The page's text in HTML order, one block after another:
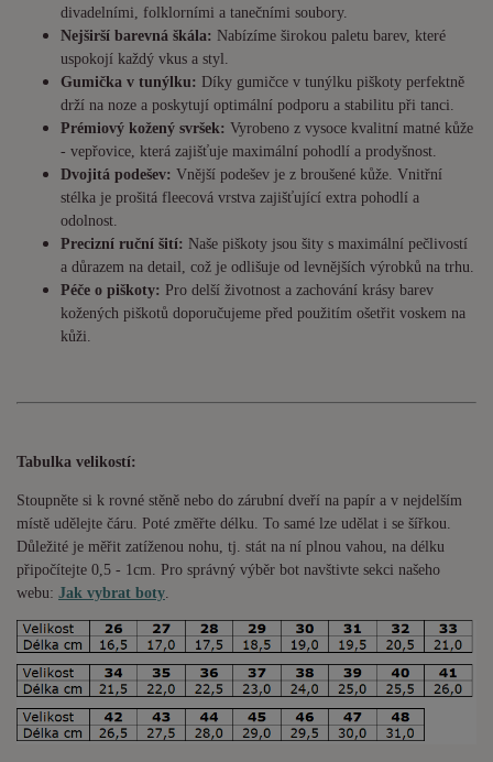
divadelními, folklorními a tanečními soubory.
Nejširší barevná škála: Nabízíme širokou paletu barev, které
uspokojí každý vkus a styl.
Gumička v tunýlku: Díky gumičce v tunýlku piškoty perfektně
drží na noze a poskytují optimální podporu a stabilitu při tanci.
Prémiový kožený svršek: Vyrobeno z vysoce kvalitní matné kůže
- vepřovice, která zajišťuje maximální pohodlí a prodyšnost.
Dvojitá podešev: Vnější podešev je z broušené kůže. Vnitřní
stélka je prošitá fleecová vrstva zajišťující extra pohodlí a
odolnost.
Precizní ruční šití: Naše piškoty jsou šity s maximální pečlivostí
a důrazem na detail, což je odlišuje od levnějších výrobků na trhu.
Péče o piškoty: Pro delší životnost a zachování krásy barev
kožených piškotů doporučujeme před použitím ošetřit voskem na
kůži.
Tabulka velikostí:
Stoupněte si k rovné stěně nebo do zárubní dveří na papír a v nejdelším
místě udělejte čáru. Poté změřte délku. To samé lze udělat i se šířkou.
Důležité je měřit zatíženou nohu, tj. stát na ní plnou vahou, na délku
připočítejte 0,5 - 1cm . Pro správný výběr bot navštivte sekci našeho
webu: Jak vybrat boty